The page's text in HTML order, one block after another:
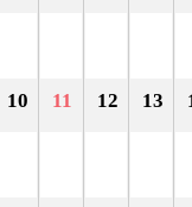
10 11 12 13